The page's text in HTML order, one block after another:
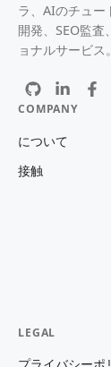
ラ、AIのチュー
開発、SEO監
ョナルサービス。
COMPANY
について
接触
LEGAL
プライバシーポ